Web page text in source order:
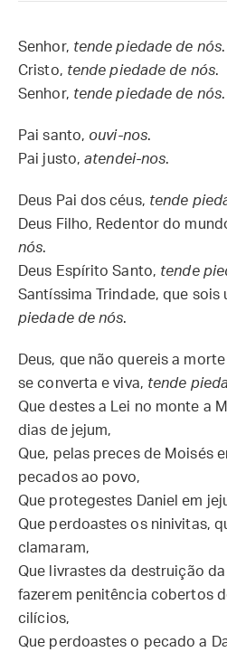
Senhor, tende piedade de nós.
Cristo, tende piedade de nós.
Senhor, tende piedade de nós.
Pai santo, ouvi-nos.
Pai justo,atendei-nos.
Deus Pai dos céus, tende
Deus Filho, Redentor do
nós.
Deus Espírito Santo, tende
Santíssima Trindade, que sois
piedade de nós.
Deus, que não quereis a
se converta e viva, tende
Que destes a Lei no monte a
dias de jejum,
Que, pelas preces de Moisés
pecados ao povo,
Que protegestes Daniel em
Que perdoastes os ninivitas,
clamaram,
Que livrastes da destruição
fazerem penitência cobertos
cilícios,
Que perdoastes o pecado a